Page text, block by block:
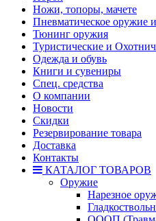
Ножи, топоры, мачете
Пневматическое оружие
Тюнинг оружия
Туристические и
Одежда и обувь
Книги и сувениры
Спец. средства
О компании
Новости
Скидки
Резервирование товара
Доставка
Контакты
КАТАЛОГ ТОВАРОВ
Оружие
Нарезное